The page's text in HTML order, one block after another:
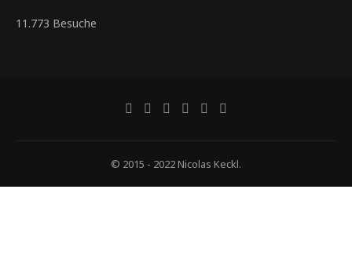
11.773 Besuche
© 2015 - 2022 Nicolas Keckl.